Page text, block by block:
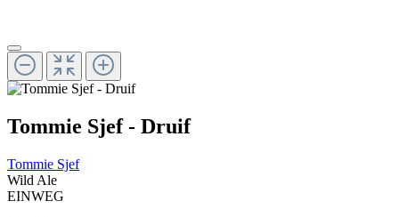
Tommie Sjef - Druif
Tommie Sjef
Wild Ale
EINWEG